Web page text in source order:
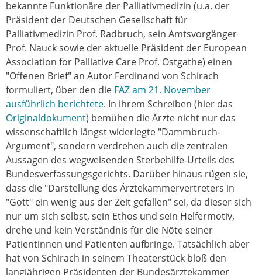
bekannte Funktionäre der Palliativmedizin (u.a. der
Präsident der Deutschen Gesellschaft für
Palliativmedizin Prof. Radbruch, sein Amtsvorgänger
Prof. Nauck sowie der aktuelle Präsident der European
Association for Palliative Care Prof. Ostgathe) einen
"Offenen Brief" an Autor Ferdinand von Schirach
formuliert, über den die FAZ am 21. November
ausführlich berichtete. In ihrem Schreiben (hier das
Originaldokument) bemühen die Ärzte nicht nur das
wissenschaftlich längst widerlegte "Dammbruch-
Argument", sondern verdrehen auch die zentralen
Aussagen des wegweisenden Sterbehilfe-Urteils des
Bundesverfassungsgerichts. Darüber hinaus rügen sie,
dass die "Darstellung des Ärztekammervertreters in
"Gott" ein wenig aus der Zeit gefallen" sei, da dieser sich
nur um sich selbst, sein Ethos und sein Helfermotiv,
drehe und kein Verständnis für die Nöte seiner
Patientinnen und Patienten aufbringe. Tatsächlich aber
hat von Schirach in seinem Theaterstück bloß den
langjährigen Präsidenten der Bundesärztekammer